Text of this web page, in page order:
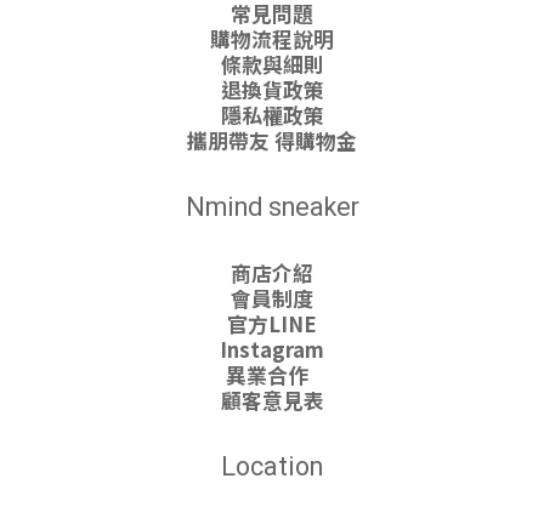
常見問題
購物流程說明
條款與細則
退換貨政策
隱私權政策
攜朋帶友 得購物金
Nmind sneaker
商店介紹
會員制度
官方LINE
Instagram
異業合作
顧客意見表
Location